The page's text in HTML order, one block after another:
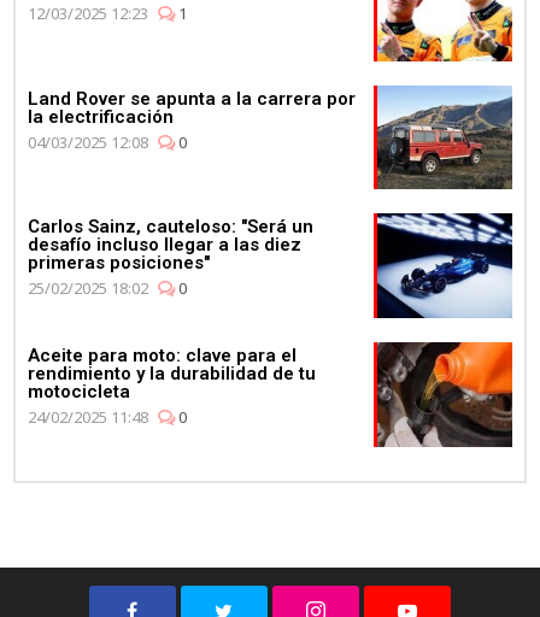
12/03/2025 12:23
1
Land Rover se apunta a la carrera por
la electrificación
04/03/2025 12:08
0
Carlos Sainz, cauteloso: "Será un
desafío incluso llegar a las diez
primeras posiciones"
25/02/2025 18:02
0
Aceite para moto: clave para el
rendimiento y la durabilidad de tu
motocicleta
24/02/2025 11:48
0